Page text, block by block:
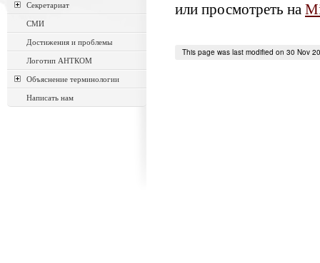
Секретариат
СМИ
Достижения и проблемы
Логотип АНТКОМ
Объяснение терминологии
Написать нам
или просмотреть на
This page was last modified on 30 Nov